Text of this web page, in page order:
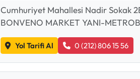
Cumhuriyet Mahallesi Nadir Sokak
BONVENO MARKET YANI-
Yol Tarifi Al 0 (212) 806 15 56